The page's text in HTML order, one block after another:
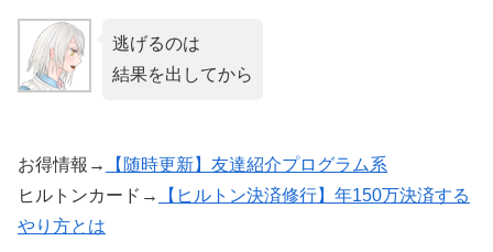
逃げるのは
結果を出してから
お得情報→
【随時更新】友達紹介プログラム系
ヒルトンカード→
【ヒルトン決済修行】年150万決済する
やり方とは